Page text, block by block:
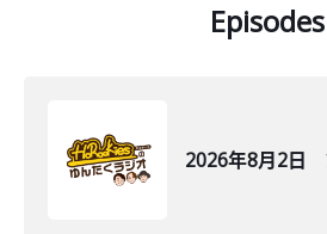
Episodes
2026年8月2日